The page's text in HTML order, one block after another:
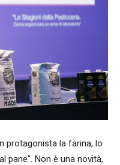
protagonista la farina, lo
pane". Non è una novità,